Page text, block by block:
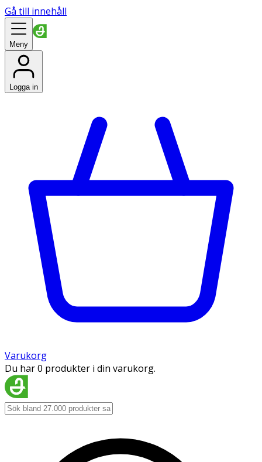
Gå till innehåll
Meny
Logga in
Varukorg
Du har 0 produkter i din varukorg.